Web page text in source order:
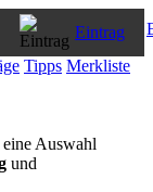
Eintrag
Tipps Merkliste
Auswahl
und